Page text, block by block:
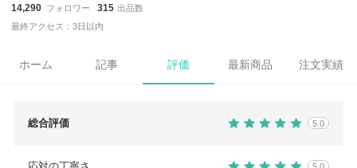
14,290 フォロワー 315 出品数
最終アクセス：3日以内
ホーム 記事 評価 最新商品 注文実績
総合評価 5.0